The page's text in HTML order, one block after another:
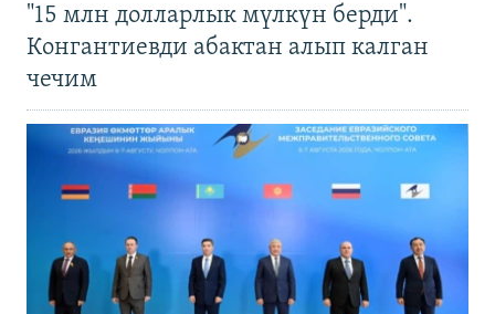
"15 млн долларлык мүлкүн берди".
Конгантиевди абактан алып калган
чечим